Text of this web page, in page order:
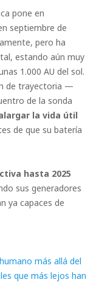
pone en
septiembre de
pero ha
estando aún muy
1.000 AU del sol.
de trayectoria —
de la sonda
la vida útil
de que su batería
hasta 2025
sus generadores
ya capaces de
más allá del
que más lejos han